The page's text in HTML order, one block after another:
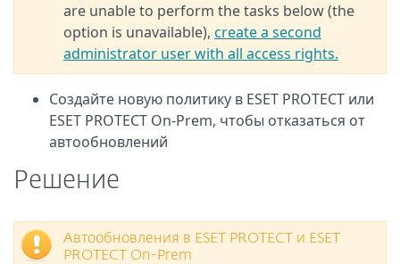
are unable to perform the tasks below (the
option is unavailable), create a second
administrator user with all access rights.
Создайте новую политику в ESET PROTECT или
ESET PROTECT On-Prem, чтобы отказаться от
автообновлений
Решение
Автообновления в ESET PROTECT и ESET
PROTECT On-Prem